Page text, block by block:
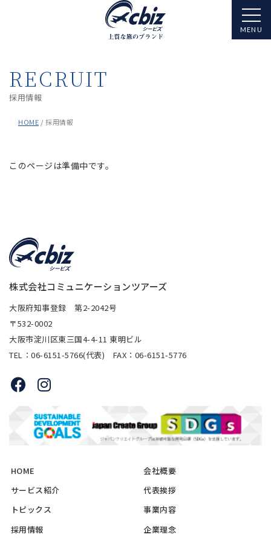
RECRUIT
採用情報
HOME 採用情報
このページは準備中です。
株式会社コミュニケーションツアーズ
大阪府知事登録 第2-2042号
〒532-0002
大阪市淀川区東三国4-4-11 東明ビル
TEL：06-6151-5766(代表) FAX：06-6151-5776
HOME
サービス紹介
トピックス
採用情報
会社概要
代表挨拶
事業内容
企業理念